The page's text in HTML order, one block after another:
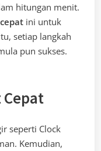
hitungan menit.
ini untuk
setiap langkah
pun sukses.
Cepat
seperti Clock
Kemudian,